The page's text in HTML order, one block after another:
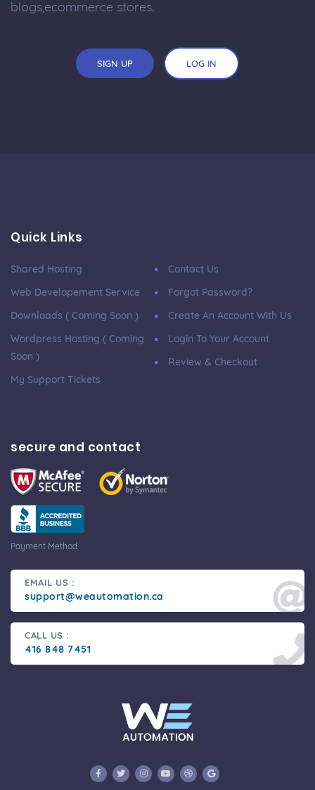
blogs,ecommerce stores.
SIGN UP LOG IN
Quick Links
Shared Hosting
Web Developement Service
Downloads ( Coming Soon )
Wordpress Hosting ( Coming
Soon )
My Support Tickets
Contact Us
Forgot Password?
Create An Account With Us
Login To Your Account
Review & Checkout
secure and contact
Payment Method
EMAIL US :
support@weautomation.ca
CALL US :
416 848 7451